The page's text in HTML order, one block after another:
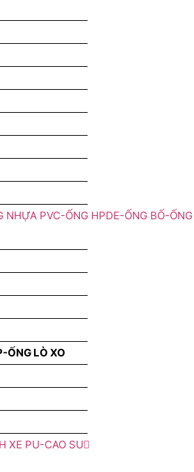
NHỰA PVC-ỐNG HPDE-ỐNG BỐ-
ỐNG LÒ XO
XE PU-CAO SU